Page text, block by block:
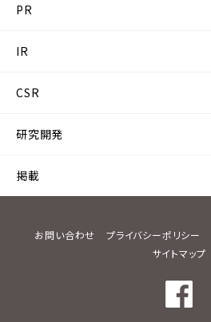
PR
IR
CSR
研究開発
掲載
お問い合わせ プライバシーポリシー
サイトマップ